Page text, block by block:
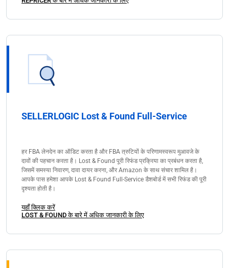
SELLERLOGIC Lost & Found Full-Service
हर FBA लेनदेन का ऑडिट करता है और FBA त्रुटियों के परिणामस्वरूप मुआवजे के
दावों की पहचान करता है। Lost & Found पूरी रिफंड प्रक्रिया का प्रबंधन करता है,
जिसमें समस्या निवारण, दावा दायर करना, और Amazon के साथ संचार शामिल है।
आपके पास हमेशा आपके Lost & Found Full-Service डैशबोर्ड में सभी रिफंड की पूरी
दृश्यता होती है।
यहाँ क्लिक करें
LOST & FOUND के बारे में अधिक जानकारी के लिए